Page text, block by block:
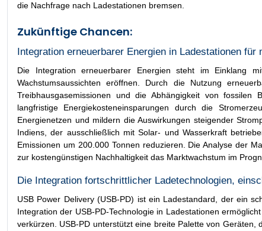
die Nachfrage nach Ladestationen bremsen.
Zukünftige Chancen:
Integration erneuerbarer Energien in Ladestationen für
Die Integration erneuerbarer Energien steht im Einklang
Wachstumsaussichten eröffnen. Durch die Nutzung
Treibhausgasemissionen und die Abhängigkeit von fossilen
langfristige Energiekosteneinsparungen durch die
Energienetzen und mildern die Auswirkungen steigender
Indiens, der ausschließlich mit Solar- und Wasserkraft
Emissionen um 200.000 Tonnen reduzieren. Die Analyse der
zur kostengünstigen Nachhaltigkeit das Marktwachstum im
Die Integration fortschrittlicher Ladetechnologien,
USB Power Delivery (USB-PD) ist ein Ladestandard, der ein
Integration der USB-PD-Technologie in Ladestationen
verkürzen. USB-PD unterstützt eine breite Palette von